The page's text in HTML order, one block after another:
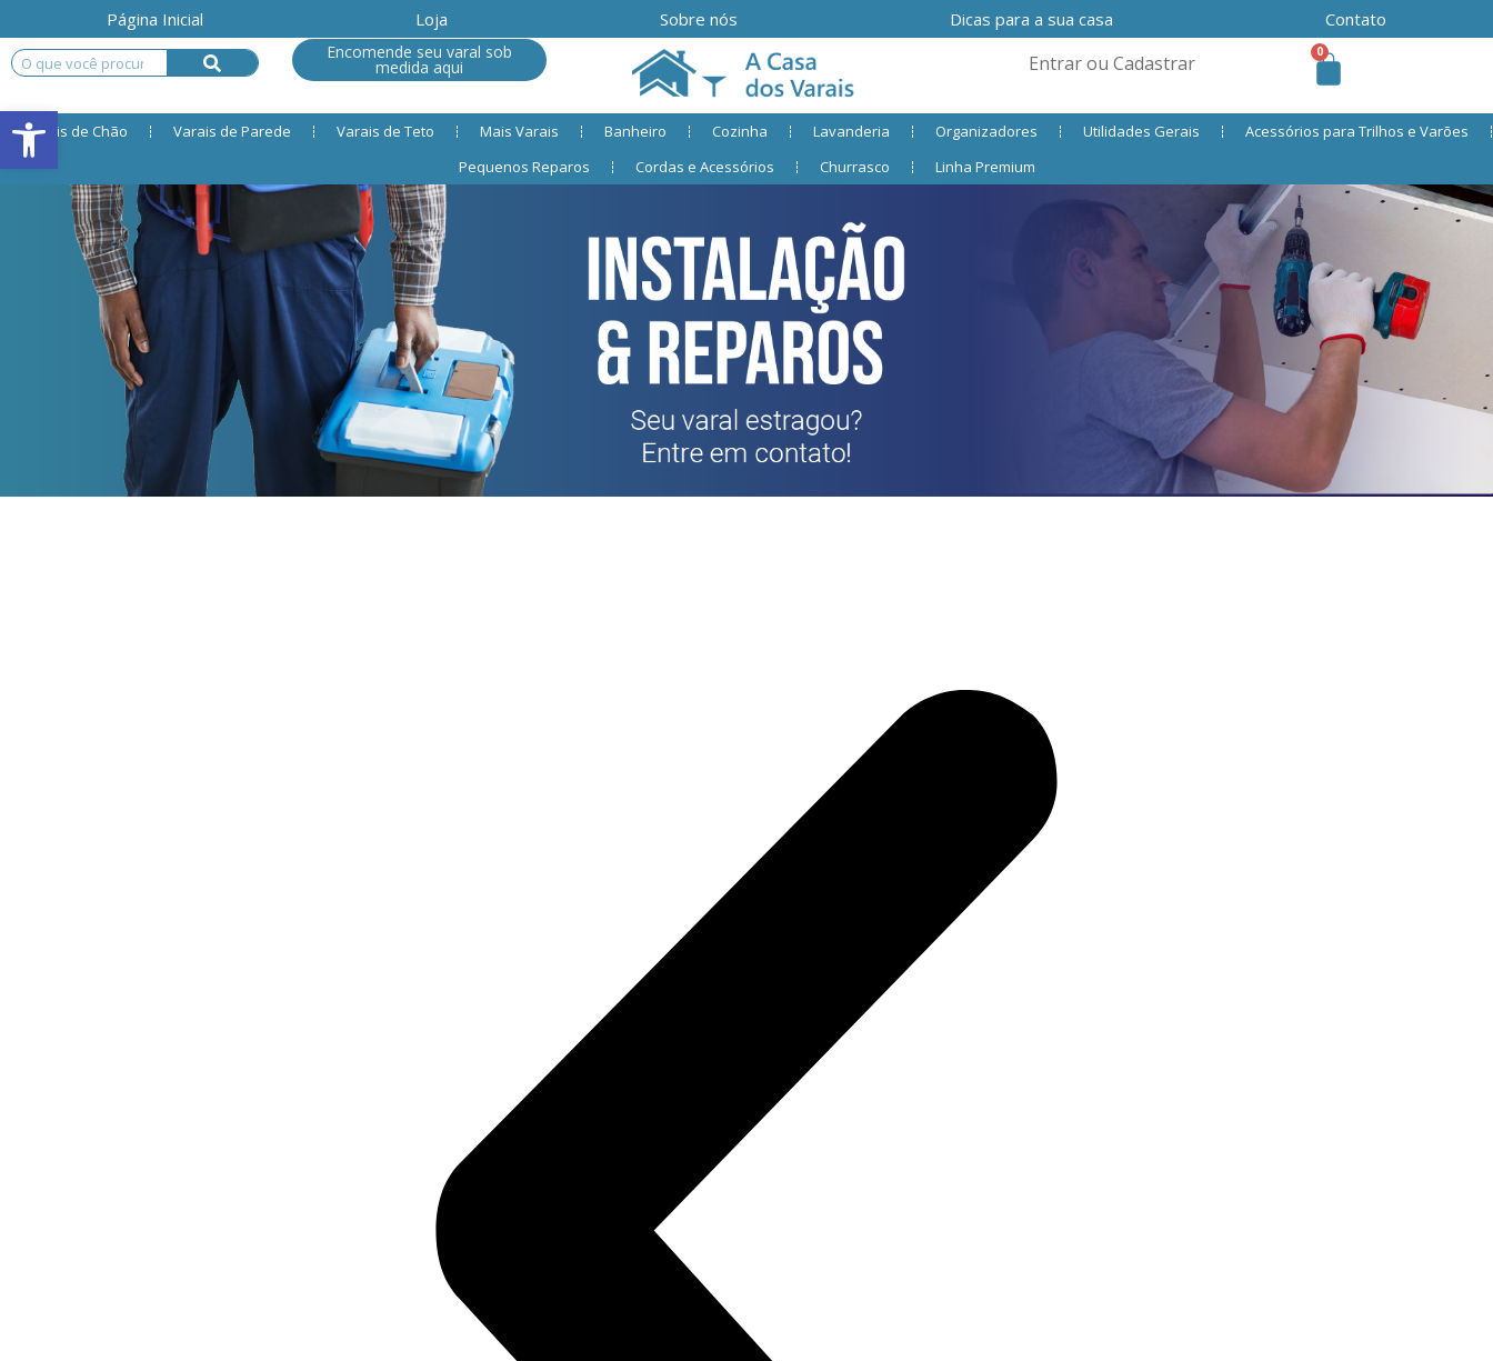
Página Inicial Loja Sobre nós Dicas para a sua casa Contato
Encomende seu varal sob
medida aqui Entrar ou Cadastrar 0
Varais de Chão Varais de Parede Varais de Teto Mais Varais Banheiro Cozinha Lavanderia Organizadores Utilidades Gerais
Acessórios para Trilhos e Varões
Pequenos Reparos
Cordas e Acessórios Churrasco Linha Premium
Open toolbar